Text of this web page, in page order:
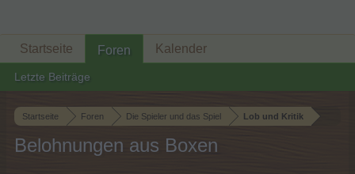
Startseite Foren Die Spieler und das Spiel Lob und Kritik
Belohnungen aus Boxen
Startseite Foren
Letzte Beiträge
Kalender